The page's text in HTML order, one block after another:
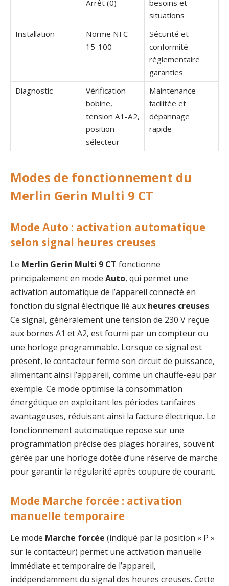
Arrêt (0)
besoins et
situations
Installation
Norme NFC
15-100
Sécurité et
conformité
réglementaire
garanties
Diagnostic
Vérification
bobine,
tension A1-A2,
position
sélecteur
Maintenance
facilitée et
dépannage
rapide
Modes de fonctionnement du
Merlin Gerin Multi 9 CT
Mode Auto : activation automatique
selon signal heures creuses
Le Merlin Gerin Multi 9 CT fonctionne
principalement en mode Auto, qui permet une
activation automatique de l’appareil connecté en
fonction du signal électrique lié aux heures creuses.
Ce signal, généralement une tension de 230 V reçue
aux bornes A1 et A2, est fourni par un compteur ou
une horloge programmable. Lorsque ce signal est
présent, le contacteur ferme son circuit de puissance,
alimentant ainsi l’appareil, comme un chauffe-eau par
exemple. Ce mode optimise la consommation
énergétique en exploitant les périodes tarifaires
avantageuses, réduisant ainsi la facture électrique. Le
fonctionnement automatique repose sur une
programmation précise des plages horaires, souvent
gérée par une horloge dotée d’une réserve de marche
pour garantir la régularité après coupure de courant.
Mode Marche forcée : activation
manuelle temporaire
Le mode Marche forcée (indiqué par la position « P »
sur le contacteur) permet une activation manuelle
immédiate et temporaire de l’appareil,
indépendamment du signal des heures creuses. Cette